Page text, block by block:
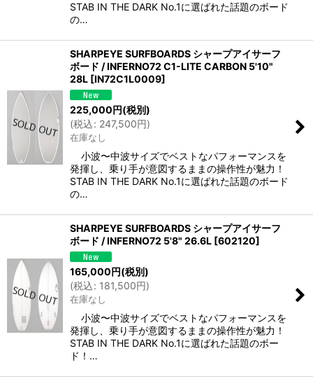
STAB IN THE DARK No.1に選ばれた話題のボード
の…
SHARPEYE SURFBOARDS シャープアイサーフ
ボード / INFERNO72 C1-LITE CARBON 5'10"
28L [IN72C1L0009]
225,000円(税別)
(税込: 247,500円)
在庫なし
小波〜中波サイズでベストなパフォーマンスを
発揮し、乗り手が意図するままの操作性が魅力！
STAB IN THE DARK No.1に選ばれた話題のボード
の…
SHARPEYE SURFBOARDS シャープアイサーフ
ボード / INFERNO72 5'8" 26.6L [602120]
165,000円(税別)
(税込: 181,500円)
在庫なし
小波〜中波サイズでベストなパフォーマンスを
発揮し、乗り手が意図するままの操作性が魅力！
STAB IN THE DARK No.1に選ばれた話題のボー
ド！…